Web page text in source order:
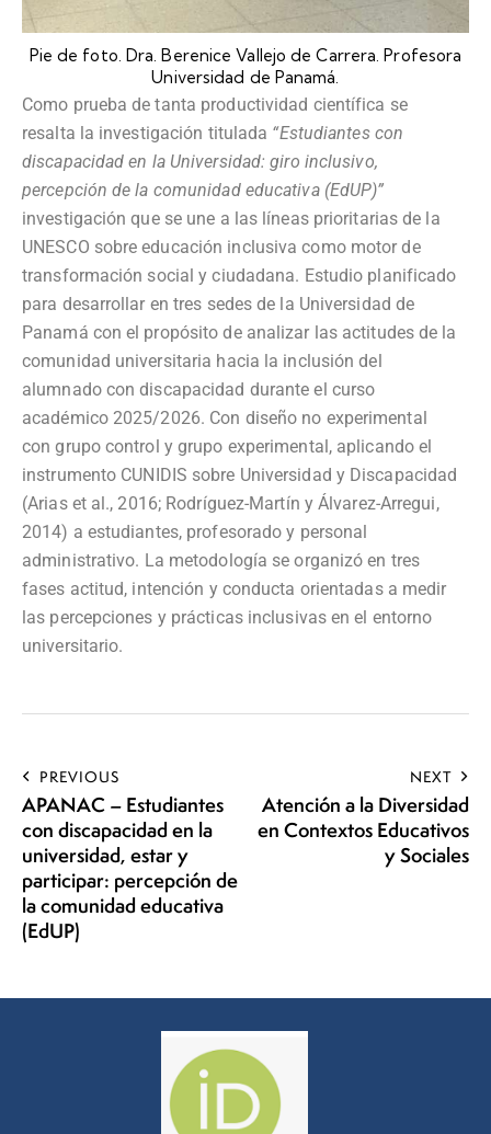
Pie de foto. Dra. Berenice Vallejo de Carrera. Profesora
Universidad de Panamá.
Como prueba de tanta productividad científica se
resalta la investigación titulada “Estudiantes con
discapacidad en la Universidad: giro inclusivo,
percepción de la comunidad educativa (EdUP)”
investigación que se une a las líneas prioritarias de la
UNESCO sobre educación inclusiva como motor de
transformación social y ciudadana. Estudio planificado
para desarrollar en tres sedes de la Universidad de
Panamá con el propósito de analizar las actitudes de la
comunidad universitaria hacia la inclusión del
alumnado con discapacidad durante el curso
académico 2025/2026. Con diseño no experimental
con grupo control y grupo experimental, aplicando el
instrumento CUNIDIS sobre Universidad y Discapacidad
(Arias et al., 2016; Rodríguez-Martín y Álvarez-Arregui,
2014) a estudiantes, profesorado y personal
administrativo. La metodología se organizó en tres
fases actitud, intención y conducta orientadas a medir
las percepciones y prácticas inclusivas en el entorno
universitario.
PREVIOUS
APANAC – Estudiantes
con discapacidad en la
universidad, estar y
participar: percepción de
la comunidad educativa
(EdUP)
NEXT
Atención a la Diversidad
en Contextos Educativos
y Sociales